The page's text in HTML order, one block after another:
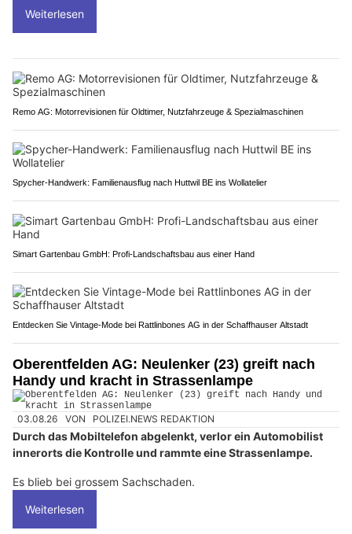
Weiterlesen
Remo AG: Motorrevisionen für Oldtimer, Nutzfahrzeuge & Spezialmaschinen
Spycher-Handwerk: Familienausflug nach Huttwil BE ins Wollatelier
Simart Gartenbau GmbH: Profi-Landschaftsbau aus einer Hand
Entdecken Sie Vintage-Mode bei Rattlinbones AG in der Schaffhauser Altstadt
Oberentfelden AG: Neulenker (23) greift nach
Handy und kracht in Strassenlampe
03.08.26 VON POLIZEI.NEWS REDAKTION
Durch das Mobiltelefon abgelenkt, verlor ein Automobilist
innerorts die Kontrolle und rammte eine Strassenlampe.
Es blieb bei grossem Sachschaden.
Weiterlesen